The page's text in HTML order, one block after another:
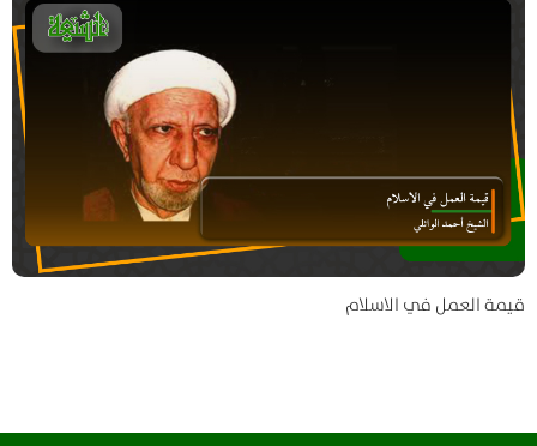
قيمة العمل في الاسلام